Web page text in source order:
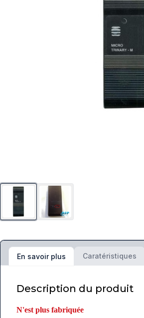
En savoir plus Caratéristiques
Description du produit
N'est plus fabriquée